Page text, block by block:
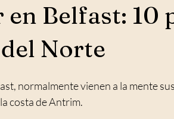
en Belfast: 10
Norte
normalmente vienen a la mente
costa de Antrim.